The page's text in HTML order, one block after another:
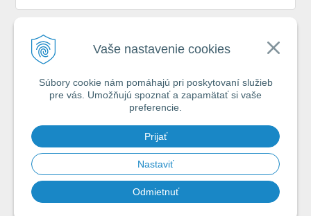
Vaše nastavenie cookies
Súbory cookie nám pomáhajú pri poskytovaní služieb
pre vás. Umožňujú spoznať a zapamätať si vaše
preferencie.
Prijať
Nastaviť
Odmietnuť
Registráciou súhlasíte sovšeobecnými obchodnými podmienkami AZ
s.r.o.
Spamovať vás nebudeme. Max. 2x týždenne vám pošleme e-mail s tipmi
na úspech pri vode.
Chcem sa prihlásiť